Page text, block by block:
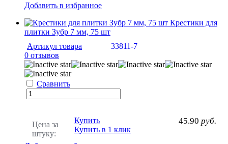
Добавить в избранное
Крестики для
плитки Зубр 7 мм, 75 шт
Артикул товара
33811-7
0 отзывов
Сравнить
Цена за
штуку:
45.90 руб.
Купить
Купить в 1 клик